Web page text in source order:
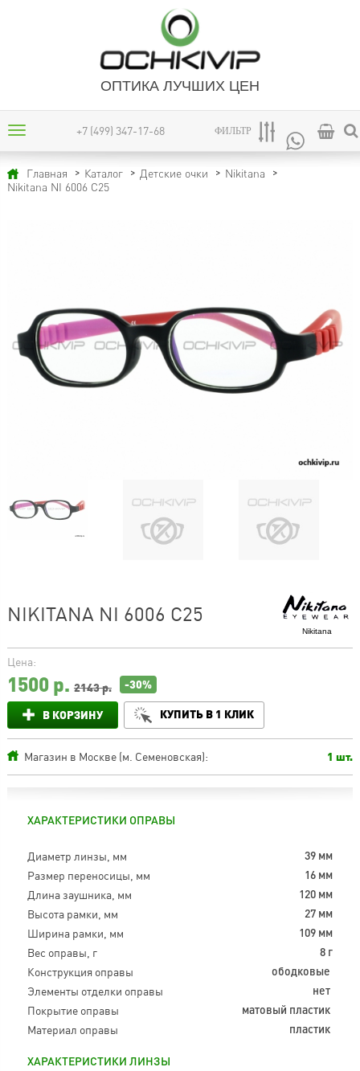
ОПТИКА ЛУЧШИХ ЦЕН
+7 (499) 347-17-68 ФИЛЬТР
Главная Каталог Детские очки
Nikitana
Nikitana NI 6006 C25
Nikitana
NIKITANA NI 6006 C25
Цена:
1500р. 2143 р. -30%
В КОРЗИНУ КУПИТЬ В 1 КЛИК
Магазин в Москве (м. Семеновская): 1 шт.
ХАРАКТЕРИСТИКИ ОПРАВЫ
Диаметр линзы, мм 39 мм
Размер переносицы, мм 16 мм
Длина заушника, мм 120 мм
Высота рамки, мм 27 мм
Ширина рамки, мм 109 мм
Вес оправы, г 8 г
Конструкция оправы ободковые
Элементы отделки оправы нет
Покрытие оправы матовый пластик
Материал оправы пластик
ХАРАКТЕРИСТИКИ ЛИНЗЫ